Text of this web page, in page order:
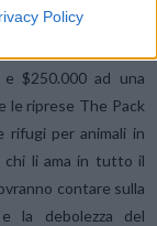
Policy
$250.000 ad una
le riprese The Pack
rifugi per animali in
chi li ama in tutto il
contare sulla
la debolezza del